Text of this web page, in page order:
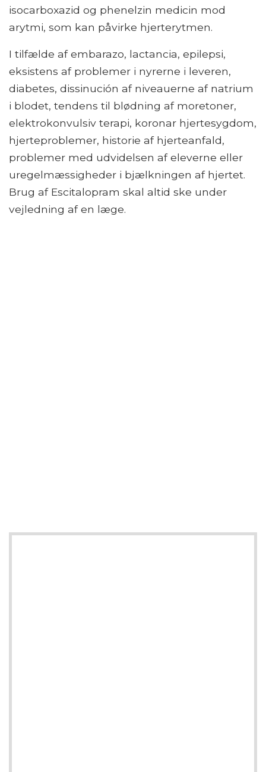
isocarboxazid og phenelzin medicin mod
arytmi, som kan påvirke hjerterytmen.
I tilfælde af embarazo, lactancia, epilepsi,
eksistens af problemer i nyrerne i leveren,
diabetes, dissinución af niveauerne af natrium
i blodet, tendens til blødning af moretoner,
elektrokonvulsiv terapi, koronar hjertesygdom,
hjerteproblemer, historie af hjerteanfald,
problemer med udvidelsen af ​​eleverne eller
uregelmæssigheder i bjælkningen af ​​hjertet.
Brug af Escitalopram skal altid ske under
vejledning af en læge.